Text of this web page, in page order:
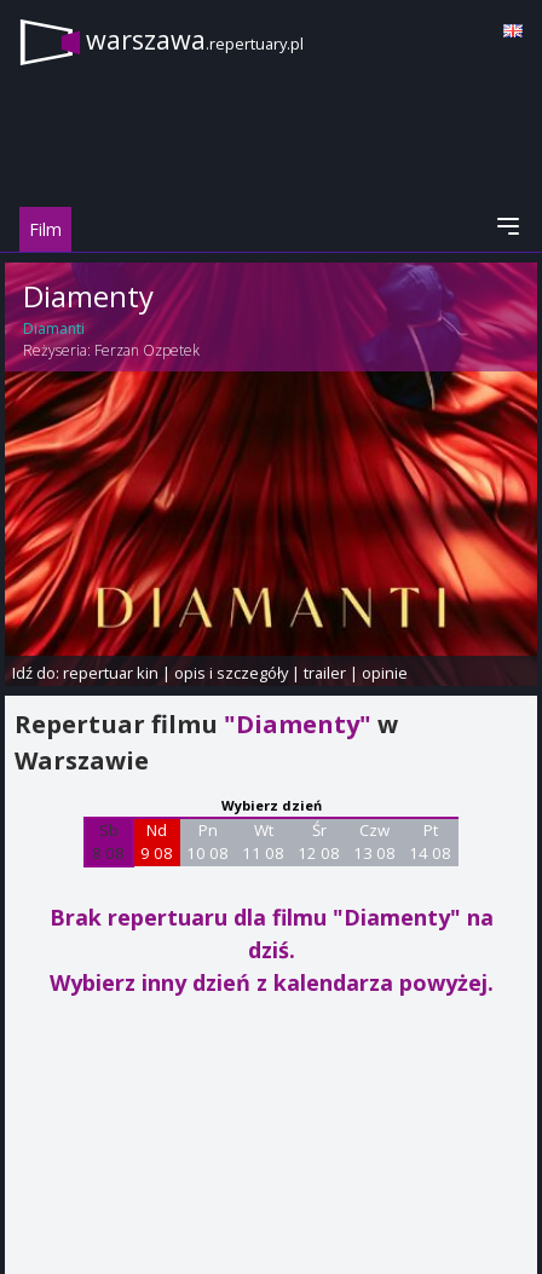
warszawa.repertuary.pl
Film
Diamenty
Diamanti
Reżyseria: Ferzan Ozpetek
Idź do:repertuar kin |opis i szczegóły|trailer |opinie
Repertuar filmu "Diamenty" w
Warszawie
Wybierz dzień
Sb
8 08
Nd
9 08
Pn
10 08
Wt
11 08
Śr
12 08
Czw
13 08
Pt
14 08
Brak repertuaru dla filmu "Diamenty" na
dziś.
Wybierz inny dzień z kalendarza powyżej.